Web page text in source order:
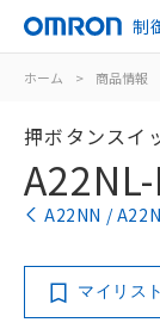
制
ホーム > 商品情報
押ボタンスイ
A22NN /
マイリス